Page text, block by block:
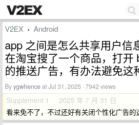
V2EX › Android
app 之间是怎么共享用户信
在淘宝搜了一个商品，打开
的推送广告，有办法避免这
Byygwhenceat Jul 31, 2025 · 7942 views
Supplement 1 · 2025 年 7 月 31 日
看来免不了，不过还好有关闭个性化广告的